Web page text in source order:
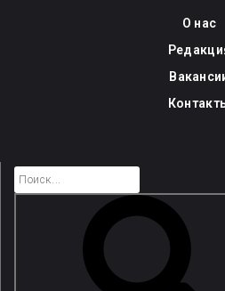
О нас